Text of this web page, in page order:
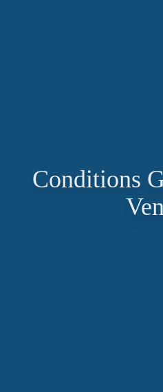
Conditions